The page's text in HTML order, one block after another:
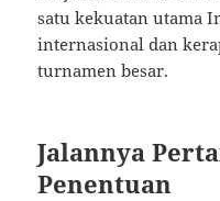
satu kekuatan utama
internasional dan
turnamen besar.
Jalannya
Penentuan